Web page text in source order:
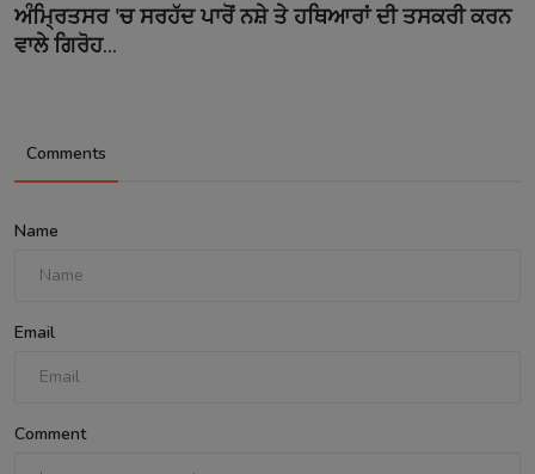
ਅੰਮ੍ਰਿਤਸਰ 'ਚ ਸਰਹੱਦ ਪਾਰੋਂ ਨਸ਼ੇ ਤੇ ਹਥਿਆਰਾਂ ਦੀ ਤਸਕਰੀ ਕਰਨ
ਵਾਲੇ ਗਿਰੋਹ...
Comments
Name
Email
Comment